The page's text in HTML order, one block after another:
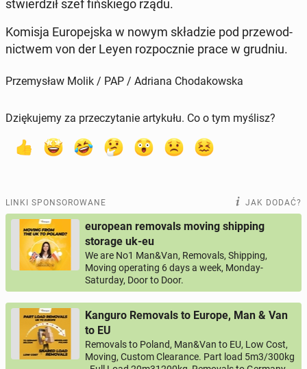
stwier­dził szef fiń­skie­go rządu.
Komisja Eu­ro­pej­ska w nowym skła­dzie pod prze­wod­
nic­twem von der Leyen roz­pocz­nie prace w grudniu.
Przemysław Molik / PAP / Adriana Chodakowska
Dziękujemy za przeczytanie artykułu. Co o tym myślisz?
LINKI SPONSOROWANE JAK DODAĆ?
european removals moving shipping
storage uk-eu
We are No1 Man&Van, Removals, Shipping,
Moving operating 6 days a week, Monday-
Saturday, Door to Door.
Kanguro Removals to Europe, Man & Van
to EU
Removals to Poland, Man&Van to EU, Low Cost,
Moving, Custom Clearance. Part load 5m3/300kg